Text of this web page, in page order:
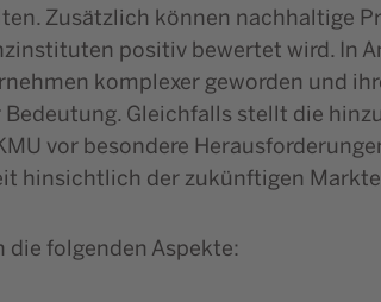
Zusätzlich können nachhaltige
positiv bewertet wird. In
komplexer geworden und
Gleichfalls stellt die
vor besondere
hinsichtlich der zukünftigen
folgenden Aspekte: